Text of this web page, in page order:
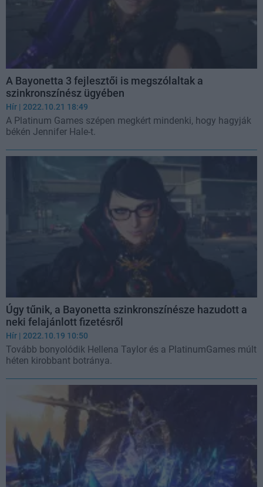
A Bayonetta 3 fejlesztői is megszólaltak a
szinkronszínész ügyében
Hír | 2022.10.21 18:49
A Platinum Games szépen megkért mindenki, hogy hagyják
békén Jennifer Hale-t.
Úgy tűnik, a Bayonetta szinkronszínésze hazudott a
neki felajánlott fizetésről
Hír | 2022.10.19 10:50
Tovább bonyolódik Hellena Taylor és a PlatinumGames múlt
héten kirobbant botránya.